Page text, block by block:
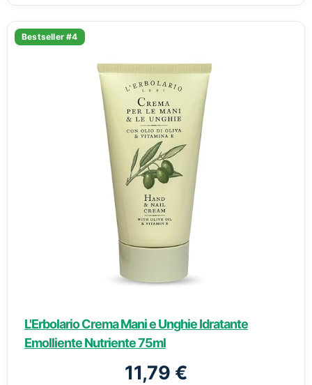
Bestseller #4
L'Erbolario Crema Mani e Unghie Idratante
Emolliente Nutriente 75ml
11,79 €